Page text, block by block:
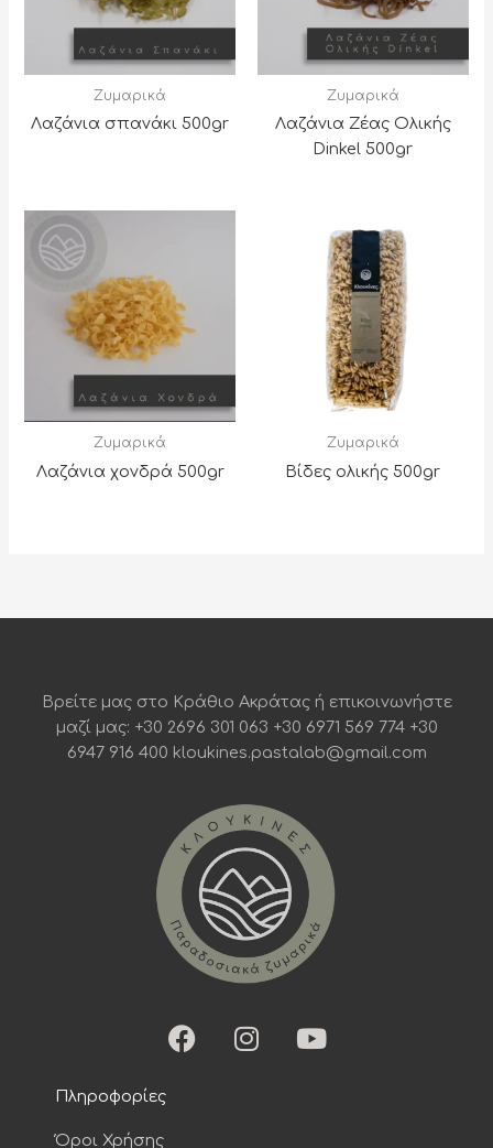
Ζυμαρικά
Λαζάνια σπανάκι 500gr
Ζυμαρικά
Λαζάνια Ζέας Ολικής
Dinkel 500gr
Ζυμαρικά
Λαζάνια χονδρά 500gr
Ζυμαρικά
Βίδες ολικής 500gr
Βρείτε μας στο Κράθιο Ακράτας ή επικοινωνήστε
μαζί μας: +30 2696 301 063 +30 6971 569 774 +30
6947 916 400 kloukines.pastalab@gmail.com
F
a
I
n
Y
o
Πληροφορίες
Όροι Χρήσης